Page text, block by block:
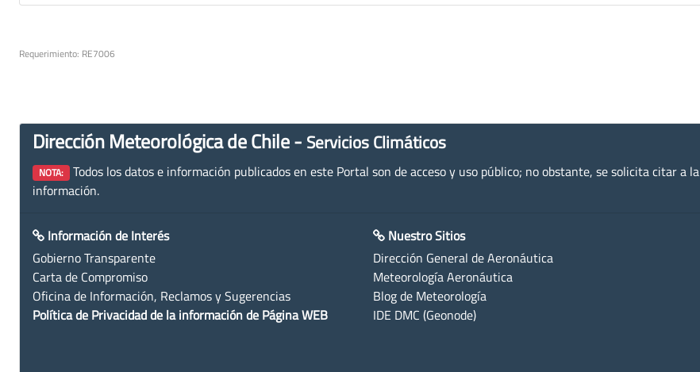
Requerimiento: RE7006
Dirección Meteorológica de Chile - Servicios Climáticos
NOTA: Todos los datos e información publicados en este Portal son de acceso y uso público; no obstante, se solicita citar a la
información.
Información de Interés
Gobierno Transparente
Carta de Compromiso
Oficina de Información, Reclamos y Sugerencias
Política de Privacidad de la información de Página WEB
Nuestro Sitios
Dirección General de Aeronáutica
Meteorología Aeronáutica
Blog de Meteorología
IDE DMC (Geonode)